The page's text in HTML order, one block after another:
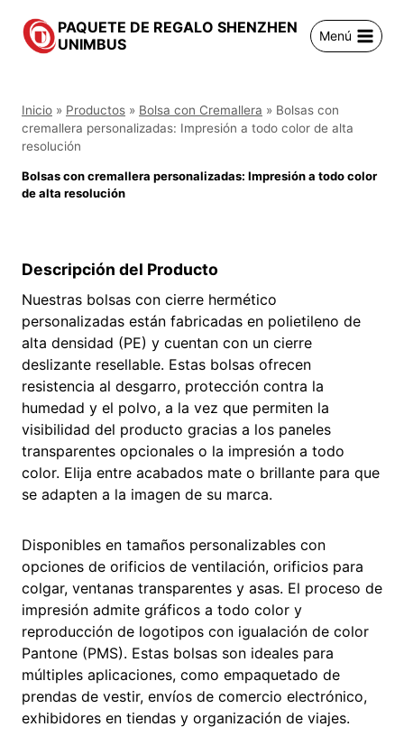
contenido
PAQUETE DE REGALO SHENZHEN
UNIMBUS
Menú
Inicio » Productos » Bolsa con Cremallera » Bolsas con
cremallera personalizadas: Impresión a todo color de alta
resolución
Bolsas con cremallera personalizadas: Impresión a todo color
de alta resolución
Descripción del Producto
Nuestras bolsas con cierre hermético
personalizadas están fabricadas en polietileno de
alta densidad (PE) y cuentan con un cierre
deslizante resellable. Estas bolsas ofrecen
resistencia al desgarro, protección contra la
humedad y el polvo, a la vez que permiten la
visibilidad del producto gracias a los paneles
transparentes opcionales o la impresión a todo
color. Elija entre acabados mate o brillante para que
se adapten a la imagen de su marca.
Disponibles en tamaños personalizables con
opciones de orificios de ventilación, orificios para
colgar, ventanas transparentes y asas. El proceso de
impresión admite gráficos a todo color y
reproducción de logotipos con igualación de color
Pantone (PMS). Estas bolsas son ideales para
múltiples aplicaciones, como empaquetado de
prendas de vestir, envíos de comercio electrónico,
exhibidores en tiendas y organización de viajes.